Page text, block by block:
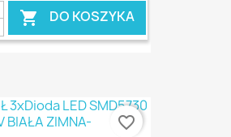
 DO KOSZYKA
favorite_border